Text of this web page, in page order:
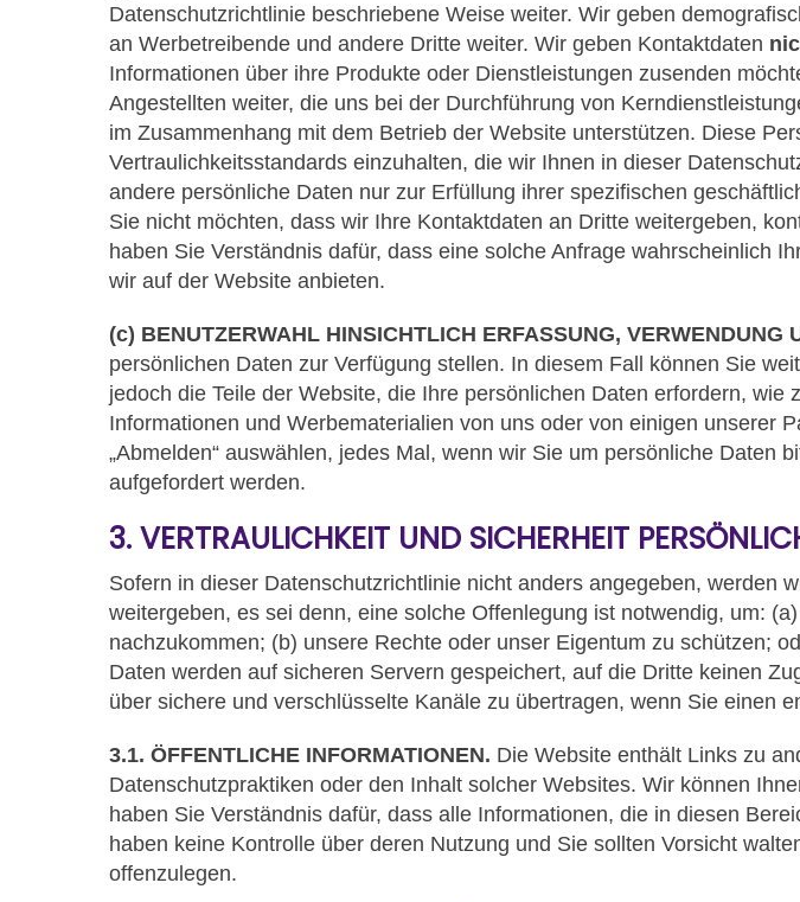
Datenschutzrichtlinie beschriebene Weise weiter. Wir geben
an Werbetreibende und andere Dritte weiter. Wir geben Kontaktdaten
Informationen über ihre Produkte oder Dienstleistungen zusenden
Angestellten weiter, die uns bei der Durchführung von
im Zusammenhang mit dem Betrieb der Website unterstützen. Diese
Vertraulichkeitsstandards einzuhalten, die wir Ihnen in dieser
andere persönliche Daten nur zur Erfüllung ihrer spezifischen
Sie nicht möchten, dass wir Ihre Kontaktdaten an Dritte weitergeben,
haben Sie Verständnis dafür, dass eine solche Anfrage wahrscheinlich
wir auf der Website anbieten.
(c) BENUTZERWAHL HINSICHTLICH ERFASSUNG, VERWENDUNG
persönlichen Daten zur Verfügung stellen. In diesem Fall können Sie
jedoch die Teile der Website, die Ihre persönlichen Daten erfordern,
Informationen und Werbematerialien von uns oder von einigen unserer
„Abmelden“ auswählen, jedes Mal, wenn wir Sie um persönliche Daten
aufgefordert werden.
3. VERTRAULICHKEIT UND SICHERHEIT
Sofern in dieser Datenschutzrichtlinie nicht anders angegeben, werden
weitergeben, es sei denn, eine solche Offenlegung ist notwendig, um:
nachzukommen; (b) unsere Rechte oder unser Eigentum zu schützen;
Daten werden auf sicheren Servern gespeichert, auf die Dritte keinen
über sichere und verschlüsselte Kanäle zu übertragen, wenn Sie einen
3.1. ÖFFENTLICHE INFORMATIONEN. Die Website enthält Links zu
Datenschutzpraktiken oder den Inhalt solcher Websites. Wir können
haben Sie Verständnis dafür, dass alle Informationen, die in diesen
haben keine Kontrolle über deren Nutzung und Sie sollten Vorsicht
offenzulegen.